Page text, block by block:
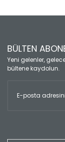
BÜLTEN
Yeni gelenler,
bültene kaydolun.